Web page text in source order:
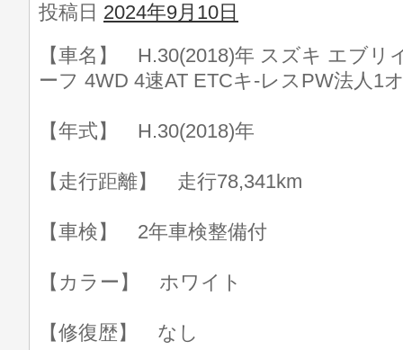
投稿日 2024年9月10日
【車名】 H.30(2018)年 スズキ エブリ
ーフ 4WD 4速AT ETCキ-レスPW法人1
【年式】 H.30(2018)年
【走行距離】 走行78,341km
【車検】 2年車検整備付
【カラー】 ホワイト
【修復歴】 なし